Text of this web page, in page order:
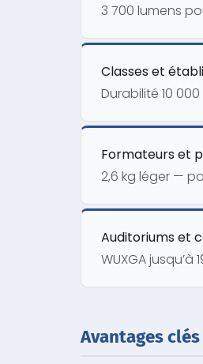
3 700 lumens
Classes et
Durabilité 10
Formateurs et
2,6 kg léger —
Auditoriums et
WUXGA
Avantages clés